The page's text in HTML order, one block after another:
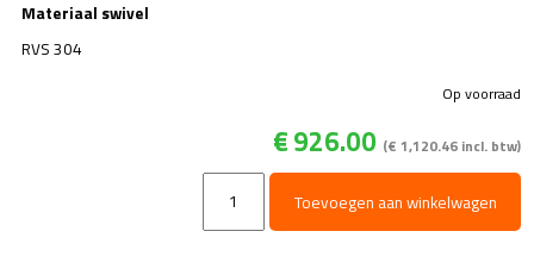
Materiaal swivel
RVS 304
€926.00 (€ 1,120.46incl. btw)
Op voorraad
25
Toevoegen aan winkelwagen